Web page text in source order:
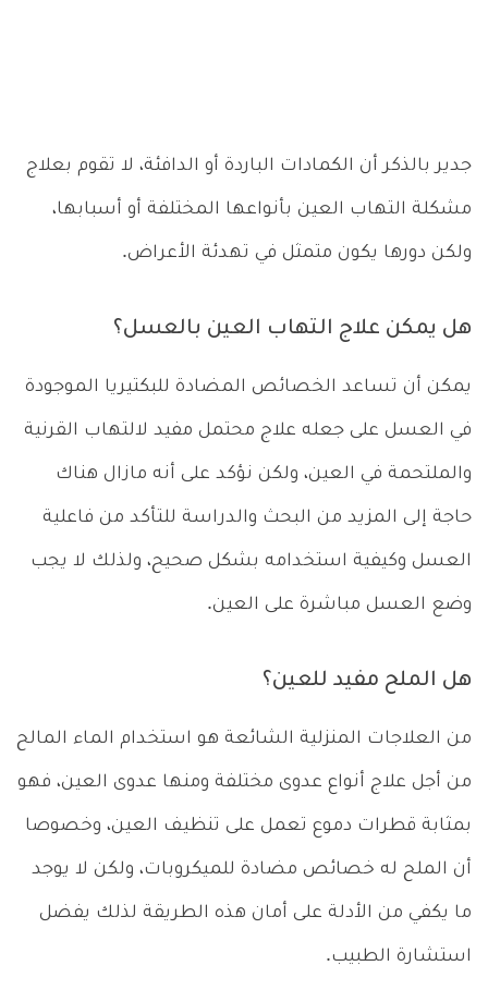
جدير بالذكر أن الكمادات الباردة أو الدافئة، لا تقوم بعلاج
مشكلة التهاب العين بأنواعها المختلفة أو أسبابها،
ولكن دورها يكون متمثل في تهدئة الأعراض.
هل يمكن علاج التهاب العين بالعسل؟
يمكن أن تساعد الخصائص المضادة للبكتيريا الموجودة
في العسل على جعله علاج محتمل مفيد لالتهاب القرنية
والملتحمة في العين، ولكن نؤكد على أنه مازال هناك
حاجة إلى المزيد من البحث والدراسة للتأكد من فاعلية
العسل وكيفية استخدامه بشكل صحيح، ولذلك لا يجب
وضع العسل مباشرة على العين.
هل الملح مفيد للعين؟
من العلاجات المنزلية الشائعة هو استخدام الماء المالح
من أجل علاج أنواع عدوى مختلفة ومنها عدوى العين، فهو
بمثابة قطرات دموع تعمل على تنظيف العين، وخصوصا
أن الملح له خصائص مضادة للميكروبات، ولكن لا يوجد
ما يكفي من الأدلة على أمان هذه الطريقة لذلك يفضل
استشارة الطبيب.